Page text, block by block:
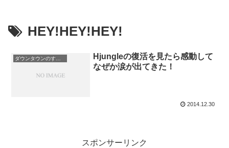
HEY!HEY!HEY!
ダウンタウンのすごさ
Hjungleの復活を見たら感動して
なぜか涙が出てきた！
2014.12.30
スポンサーリンク